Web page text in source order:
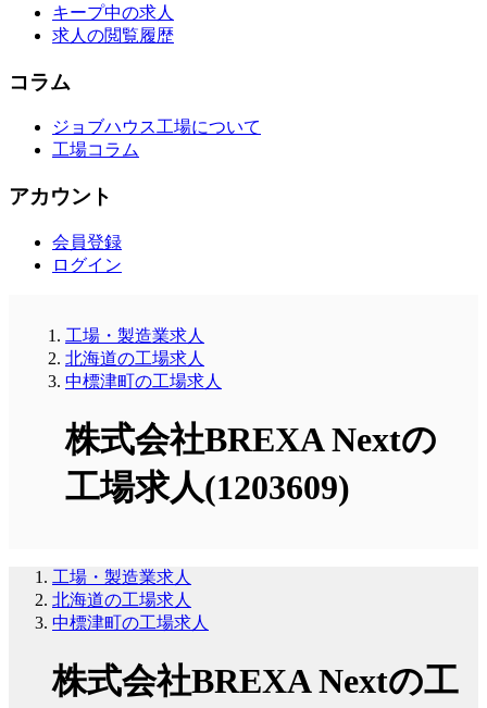
キープ中の求人
求人の閲覧履歴
コラム
ジョブハウス工場について
工場コラム
アカウント
会員登録
ログイン
工場・製造業求人
北海道の工場求人
中標津町の工場求人
株式会社BREXA Nextの
工場求人(1203609)
工場・製造業求人
北海道の工場求人
中標津町の工場求人
株式会社BREXA Nextの工